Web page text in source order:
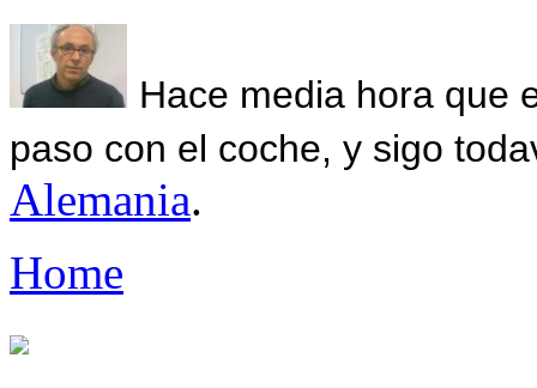
Hace media hora que
paso con el coche, y sigo
Alemania.
Home